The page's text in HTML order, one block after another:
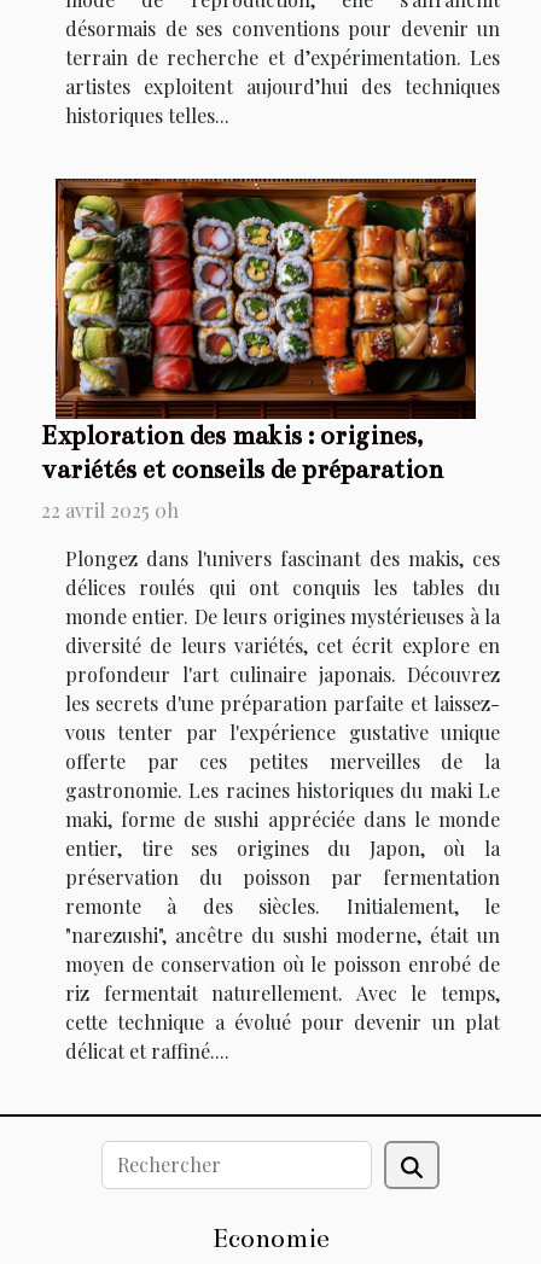
désormais de ses conventions pour devenir un
terrain de recherche et d’expérimentation. Les
artistes exploitent aujourd’hui des techniques
historiques telles...
Exploration des makis : origines,
variétés et conseils de préparation
22 avril 2025 0h
Plongez dans l'univers fascinant des makis, ces
délices roulés qui ont conquis les tables du
monde entier. De leurs origines mystérieuses à la
diversité de leurs variétés, cet écrit explore en
profondeur l'art culinaire japonais. Découvrez
les secrets d'une préparation parfaite et laissez-
vous tenter par l'expérience gustative unique
offerte par ces petites merveilles de la
gastronomie. Les racines historiques du maki Le
maki, forme de sushi appréciée dans le monde
entier, tire ses origines du Japon, où la
préservation du poisson par fermentation
remonte à des siècles. Initialement, le
"narezushi", ancêtre du sushi moderne, était un
moyen de conservation où le poisson enrobé de
riz fermentait naturellement. Avec le temps,
cette technique a évolué pour devenir un plat
délicat et raffiné....
Economie